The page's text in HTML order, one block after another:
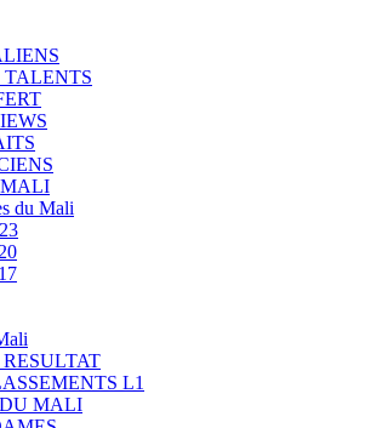
TALENTS
MALI
du Mali
L1
MALI